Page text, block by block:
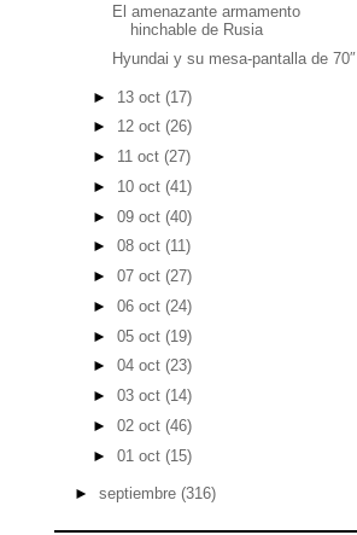
El amenazante armamento
hinchable de Rusia
Hyundai y su mesa-pantalla de 70″
► 13 oct(17)
► 12 oct(26)
► 11 oct(27)
► 10 oct(41)
►09 oct(40)
►08 oct(11)
►07 oct(27)
►06 oct(24)
►05 oct(19)
►04 oct(23)
►03 oct(14)
►02 oct(46)
►01 oct(15)
► septiembre (316)